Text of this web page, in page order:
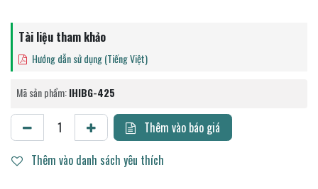
Tài liệu tham khảo
Hướng dẫn sử dụng (Tiếng Việt)
Mã sản phẩm:IHIBG-425
Thêm vào báo giá
Thêm vào danh sách yêu thích